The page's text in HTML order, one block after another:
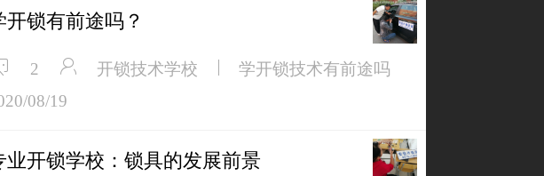
开锁有前途吗？
2 开锁技术学校
学开锁技术有前途吗
08/19
业开锁学校：锁具的发展前景